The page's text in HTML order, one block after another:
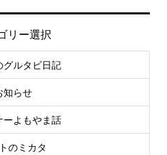
リー選択
グルタビ日記
知らせ
ーよもやま話
のミカタ